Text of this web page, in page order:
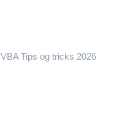
Tips og tricks 2026